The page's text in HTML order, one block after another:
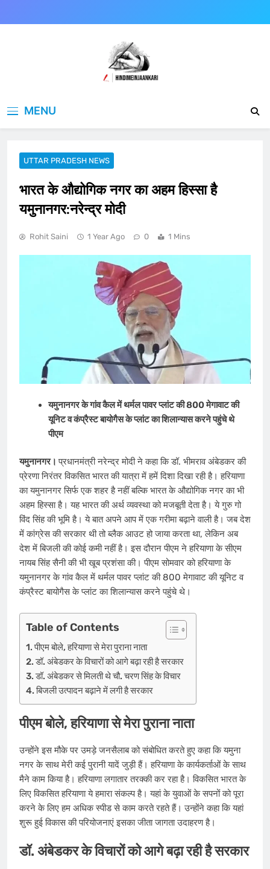
to
MENU
UTTAR PRADESH NEWS
भारत के औद्योगिक नगर का अहम हिस्सा है
यमुनानगर:नरेन्द्र मोदी
Rohit Saini 1 Year Ago 0 1 Mins
यमुनानगर के गांव कैल में थर्मल पावर प्लांट की 800 मेगावाट की
यूनिट व कंप्रैस्ट बायोगैस के प्लांट का ​शिलान्यास करने पहुंचे थे
पीएम
यमुनानगर।प्रधानमंत्री नरेन्द्र मोदी ने कहा कि डॉ. भीमराव अंबेडकर की
प्रेरणा निरंतर विकसित भारत की यात्रा में हमें दिशा दिखा रही है। हरियाणा
का यमुनानगर सिर्फ एक शहर है नहीं ब​ल्कि भारत के औद्योगिक नगर का भी
अहम हिस्सा है। यह भारत की अर्थ व्यवस्था को मजबूती देता है। ये गुरु गो​
विंद सिंह की भूमि है। ये बात अपने आप में एक गरीमा बढ़ाने वाली है। जब देश
में कांग्रेस की सरकार थी तो ब्लैक आउट हो जाया करता था, लेकिन अब
देश में बिजली की कोई कमी नहीं है। इस दौरान पीएम ने हरियाणा के सीएम
नायब सिंह सैनी की भी खूब प्रशंसा की। पीएम सोमवार को हरियाणा के
यमुनानगर के गांव कैल में थर्मल पावर प्लांट की 800 मेगावाट की यूनिट व
कंप्रैस्ट बायोगैस के प्लांट का ​शिलान्यास करने पहुंचे थे।
Table of Contents
पीएम बोले, हरियाणा से मेरा पुराना नाता
डॉ. अंबेडकर के विचारों को आगे बढ़ा रही है सरकार
डॉ. अंबेडकर से मिलती थे चौ. चरण सिंह के विचार
बिजली उत्पादन बढ़ाने में लगी है सरकार
पीएम बोले, हरियाणा से मेरा पुराना नाता
उन्होंने इस मौके पर उमड़े जनसैलाब को संबो​धित करते हुए कहा कि यमुना
नगर के साथ मेरी कई पुरानी यादें जुड़ी हैं। हरियाणा के कार्यकर्ताओं के साथ
मैने काम किया है। हरियाणा लगातार तरक्की कर रहा है। विकसित भारत के
लिए विकसित हरियाणा ये हमारा संकल्प है। यहां के युवाओं के सपनों को पूरा
करने के लिए हम अ​धिक स्पीड से काम करते रहते हैं। उन्होंने कहा कि यहां
शुरू हुई विकास की परियोजनाएं इसका जीता जागता उदाहरण है।
डॉ. अंबेडकर के विचारों को आगे बढ़ा रही है सरकार